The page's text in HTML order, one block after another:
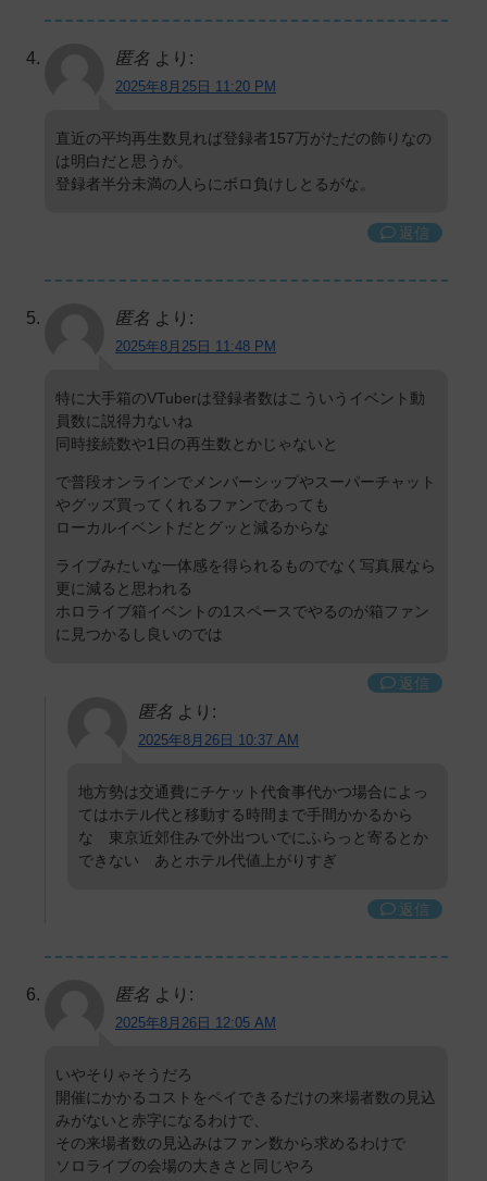
匿名 より:
2025年8月25日 11:20 PM
直近の平均再生数見れば登録者157万がただの飾りなの
は明白だと思うが。
登録者半分未満の人らにボロ負けしとるがな。
返信
匿名 より:
2025年8月25日 11:48 PM
特に大手箱のVTuberは登録者数はこういうイベント動
員数に説得力ないね
同時接続数や1日の再生数とかじゃないと
で普段オンラインでメンバーシップやスーパーチャット
やグッズ買ってくれるファンであっても
ローカルイベントだとグッと減るからな
ライブみたいな一体感を得られるものでなく写真展なら
更に減ると思われる
ホロライブ箱イベントの1スペースでやるのが箱ファン
に見つかるし良いのでは
返信
匿名 より:
2025年8月26日 10:37 AM
地方勢は交通費にチケット代食事代かつ場合によっ
てはホテル代と移動する時間まで手間かかるから
な 東京近郊住みで外出ついでにふらっと寄るとか
できない あとホテル代値上がりすぎ
返信
匿名 より:
2025年8月26日 12:05 AM
いやそりゃそうだろ
開催にかかるコストをペイできるだけの来場者数の見込
みがないと赤字になるわけで、
その来場者数の見込みはファン数から求めるわけで
ソロライブの会場の大きさと同じやろ